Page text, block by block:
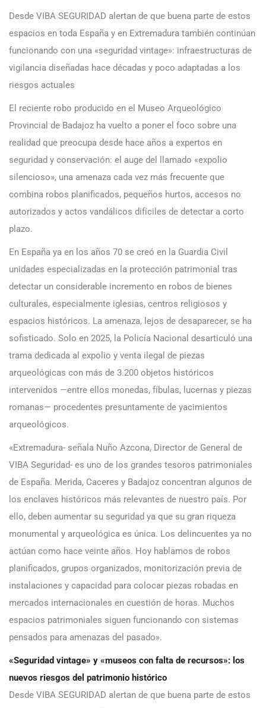
Desde VIBA SEGURIDAD alertan de que buena parte de estos
espacios en toda España y en Extremadura también continúan
funcionando con una «seguridad vintage»: infraestructuras de
vigilancia diseñadas hace décadas y poco adaptadas a los
riesgos actuales
El reciente robo producido en el Museo Arqueológico
Provincial de Badajoz ha vuelto a poner el foco sobre una
realidad que preocupa desde hace años a expertos en
seguridad y conservación: el auge del llamado «expolio
silencioso», una amenaza cada vez más frecuente que
combina robos planificados, pequeños hurtos, accesos no
autorizados y actos vandálicos difíciles de detectar a corto
plazo.
En España ya en los años 70 se creó en la Guardia Civil
unidades especializadas en la protección patrimonial tras
detectar un considerable incremento en robos de bienes
culturales, especialmente iglesias, centros religiosos y
espacios históricos. La amenaza, lejos de desaparecer, se ha
sofisticado. Solo en 2025, la Policía Nacional desarticuló una
trama dedicada al expolio y venta ilegal de piezas
arqueológicas con más de 3.200 objetos históricos
intervenidos —entre ellos monedas, fíbulas, lucernas y piezas
romanas— procedentes presuntamente de yacimientos
arqueológicos.
«Extremadura- señala Nuño Azcona, Director de General de
VIBA Seguridad- es uno de los grandes tesoros patrimoniales
de España. Merida, Caceres y Badajoz concentran algunos de
los enclaves históricos más relevantes de nuestro país. Por
ello, deben aumentar su seguridad ya que su gran riqueza
monumental y arqueológica es única. Los delincuentes ya no
actúan como hace veinte años. Hoy hablamos de robos
planificados, grupos organizados, monitorización previa de
instalaciones y capacidad para colocar piezas robadas en
mercados internacionales en cuestión de horas. Muchos
espacios patrimoniales siguen funcionando con sistemas
pensados para amenazas del pasado».
«Seguridad vintage» y «museos con falta de recursos»: los
nuevos riesgos del patrimonio histórico
Desde VIBA SEGURIDAD alertan de que buena parte de estos